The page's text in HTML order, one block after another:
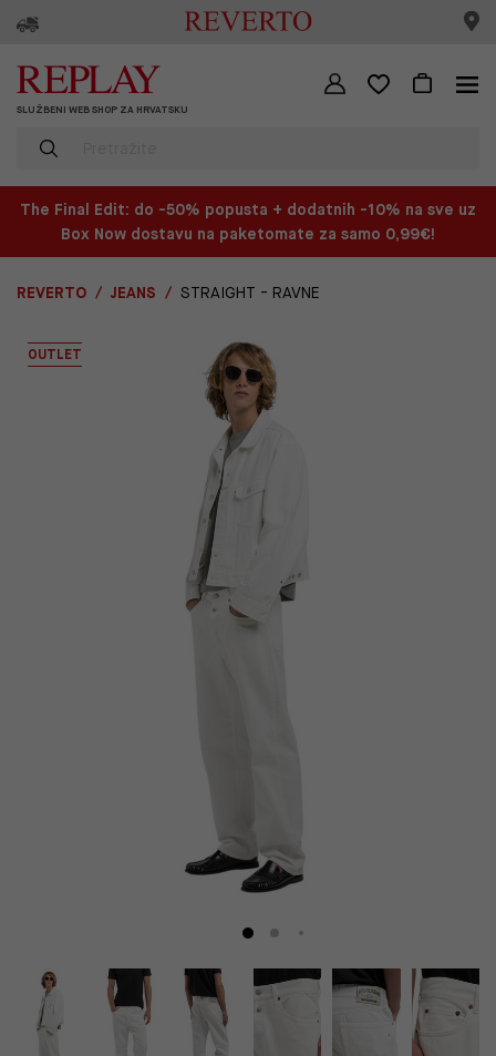
SLUŽBENI WEB SHOP ZA HRVATSKU
The Final Edit: do -50% popusta + dodatnih -10% na sve uz
Box Now dostavu na paketomate za samo 0,99€!
REVERTO JEANS STRAIGHT - RAVNE
OUTLET